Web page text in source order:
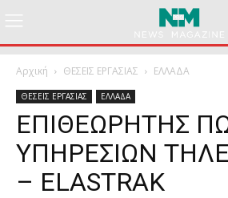
Αρχική ΘΕΣΕΙΣ ΕΡΓΑΣΙΑΣ ΕΛΛΑΔΑ
ΘΕΣΕΙΣ ΕΡΓΑΣΙΑΣ ΕΛΛΑΔΑ
ΕΠΙΘΕΩΡΗΤΗΣ
ΥΠΗΡΕΣΙΩΝ
– ΕLASTRAK